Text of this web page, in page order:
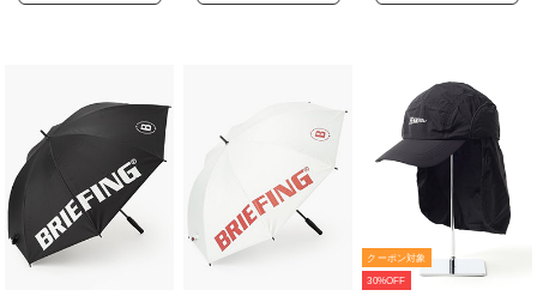
クーポン対象
30%OFF